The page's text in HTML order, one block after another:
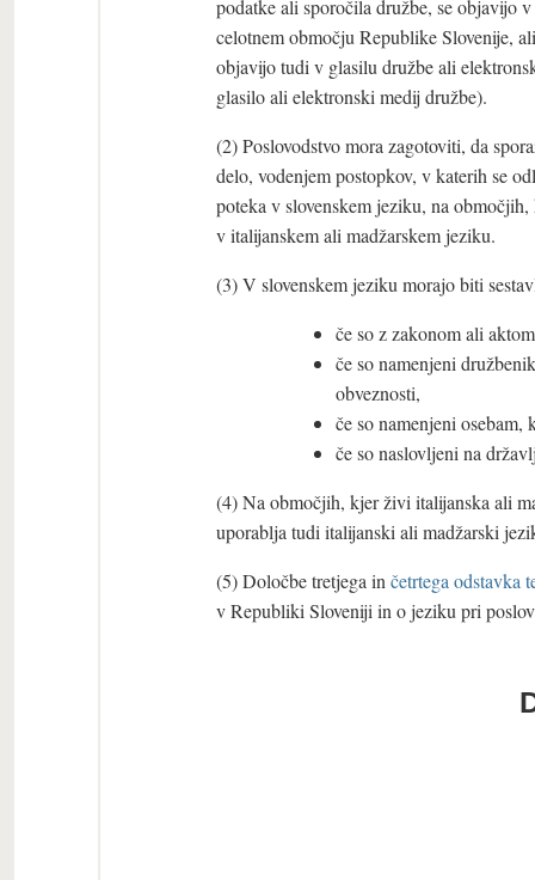
podatke ali sporočila družbe, se objavijo
celotnem območju Republike Slovenije,
objavijo tudi v glasilu družbe ali
glasilo ali elektronski medij družbe).
(2) Poslovodstvo mora zagotoviti, da
delo, vodenjem postopkov, v katerih se
poteka v slovenskem jeziku, na
v italijanskem ali madžarskem jeziku.
(3) V slovenskem jeziku morajo biti
če so z zakonom ali
če so namenjeni
obveznosti,
če so namenjeni
če so naslovljeni na
(4) Na območjih, kjer živi italijanska ali
uporablja tudi italijanski ali madžarski
(5) Določbe tretjega in četrtega odstavka
v Republiki Sloveniji in o jeziku pri